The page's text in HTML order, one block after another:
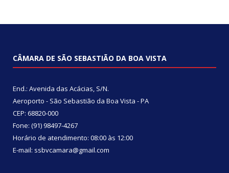
CÂMARA DE SÃO SEBASTIÃO DA BOA VISTA
End.: Avenida das Acácias, S/N.
Aeroporto - São Sebastião da Boa Vista - PA
CEP: 68820-000
Fone: (91) 98497-4267
Horário de atendimento: 08:00 às 12:00
E-mail: ssbvcamara@gmail.com